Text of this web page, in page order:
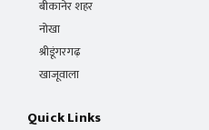
बीकानेर शहर
नोखा
श्रीडूंगरगढ़
खाजूवाला
Quick Links